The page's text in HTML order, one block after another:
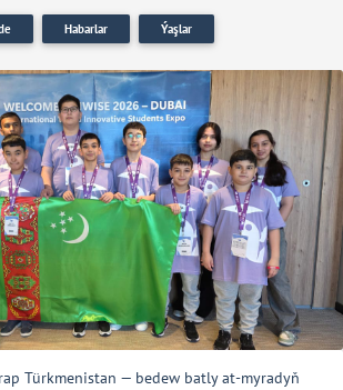
Habarlar Ýaşlar
Türkmenistan — bedew batly at-myradyň